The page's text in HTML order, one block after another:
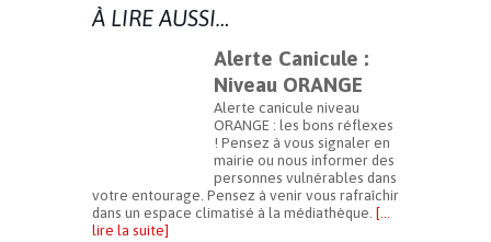
À LIRE AUSSI…
Alerte Canicule :
Niveau ORANGE
Alerte canicule niveau
ORANGE : les bons réflexes
! Pensez à vous signaler en
mairie ou nous informer des
personnes vulnérables dans
votre entourage. Pensez à venir vous rafraîchir
dans un espace climatisé à la médiathèque. […
lire la suite]